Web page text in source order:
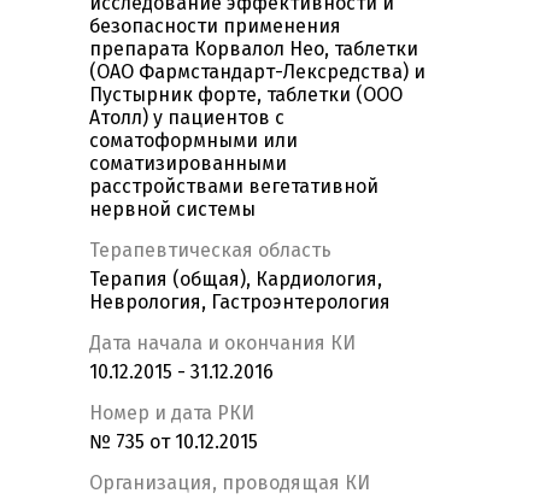
безопасности применения
препарата Корвалол Нео, таблетки
(ОАО Фармстандарт-Лексредства) и
Пустырник форте, таблетки (ООО
Атолл) у пациентов с
соматоформными или
соматизированными
расстройствами вегетативной
нервной системы
Терапевтическая область
Терапия (общая), Кардиология,
Неврология, Гастроэнтерология
Дата начала и окончания КИ
10.12.2015 - 31.12.2016
Номер и дата РКИ
№ 735 от 10.12.2015
Организация, проводящая КИ